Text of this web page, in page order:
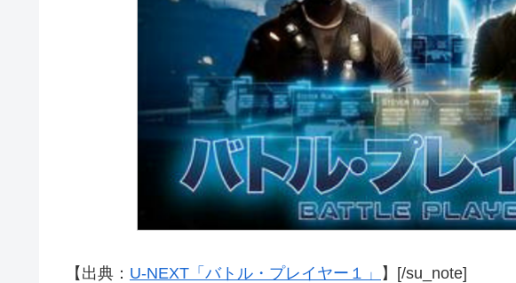
【出典： U-NEXT「バトル・プレイヤー１」 】[/su_note]